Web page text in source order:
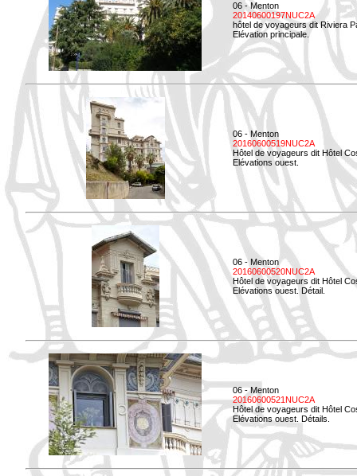
06 - Menton
20140600197NUC2A
hôtel de voyageurs dit Riviera
Elévation principale.
06 - Menton
20160600519NUC2A
Hôtel de voyageurs dit Hôtel
Elévations ouest.
06 - Menton
20160600520NUC2A
Hôtel de voyageurs dit Hôtel
Elévations ouest. Détail.
06 - Menton
20160600521NUC2A
Hôtel de voyageurs dit Hôtel
Elévations ouest. Détails.